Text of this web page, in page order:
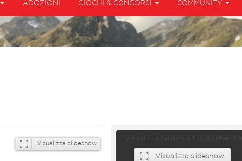
ADOZIONI GIOCHI & CONCORSI COMMUNITY
Visualizza slideshow
Visualizza l'album a tutto schermo
Visualizza slideshow